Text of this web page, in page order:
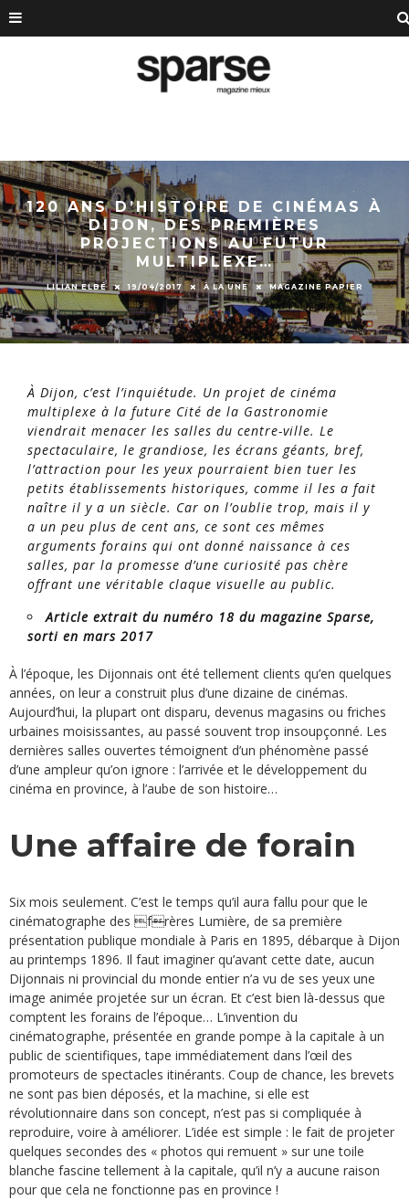
120 ANS D’HISTOIRE DE CINÉMAS À
DIJON, DES PREMIÈRES
PROJECTIONS AU FUTUR
MULTIPLEXE…
LILIAN ELBÉ 19/04/2017 À LA UNE MAGAZINE PAPIER
À Dijon, c’est l’inquiétude. Un projet de cinéma
multiplexe à la future Cité de la Gastronomie
viendrait menacer les salles du centre-ville. Le
spectaculaire, le grandiose, les écrans géants, bref,
l’attraction pour les yeux pourraient bien tuer les
petits établissements historiques, comme il les a fait
naître il y a un siècle. Car on l’oublie trop, mais il y
a un peu plus de cent ans, ce sont ces mêmes
arguments forains qui ont donné naissance à ces
salles, par la promesse d’une curiosité pas chère
offrant une véritable claque visuelle au public.
Article extrait du numéro 18 du magazine Sparse,
sorti en mars 2017
À l’époque, les Dijonnais ont été tellement clients qu’en quelques
années, on leur a construit plus d’une dizaine de cinémas.
Aujourd’hui, la plupart ont disparu, devenus magasins ou friches
urbaines moisissantes, au passé souvent trop insoupçonné. Les
dernières salles ouvertes témoignent d’un phénomène passé
d’une ampleur qu’on ignore : l’arrivée et le développement du
cinéma en province, à l’aube de son histoire…
Une affaire de forain
Six mois seulement. C’est le temps qu’il aura fallu pour que le
cinématographe des frères Lumière, de sa première
présentation publique mondiale à Paris en 1895, débarque à Dijon
au printemps 1896. Il faut imaginer qu’avant cette date, aucun
Dijonnais ni provincial du monde entier n’a vu de ses yeux une
image animée projetée sur un écran. Et c’est bien là-dessus que
comptent les forains de l’époque… L’invention du
cinématographe, présentée en grande pompe à la capitale à un
public de scientifiques, tape immédiatement dans l’œil des
promoteurs de spectacles itinérants. Coup de chance, les brevets
ne sont pas bien déposés, et la machine, si elle est
révolutionnaire dans son concept, n’est pas si compliquée à
reproduire, voire à améliorer. L’idée est simple : le fait de projeter
quelques secondes des « photos qui remuent » sur une toile
blanche fascine tellement à la capitale, qu’il n’y a aucune raison
pour que cela ne fonctionne pas en province !